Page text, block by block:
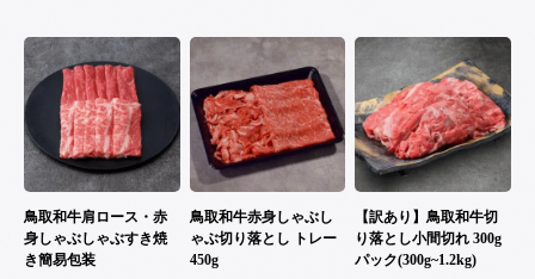
鳥取和牛肩ロース・赤
身しゃぶしゃぶすき焼
き簡易包装
鳥取和牛赤身しゃぶし
ゃぶ切り落とし トレー
450g
【訳あり】鳥取和牛切
り落とし小間切れ 300g
パック(300g~1.2kg)